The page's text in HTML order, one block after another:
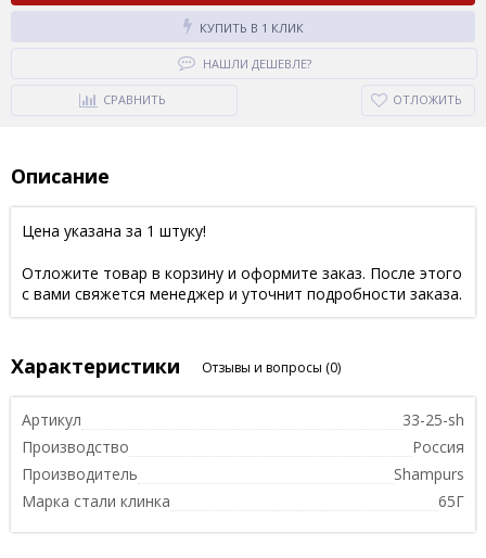
КУПИТЬ В 1 КЛИК
НАШЛИ ДЕШЕВЛЕ?
СРАВНИТЬ ОТЛОЖИТЬ
Описание
Цена указана за 1 штуку!
Отложите товар в корзину и оформите заказ. После этого
с вами свяжется менеджер и уточнит подробности заказа.
Характеристики Отзывы и вопросы (0)
Артикул
33-25-sh
Производство
Россия
Производитель
Shampurs
Марка стали клинка
65Г